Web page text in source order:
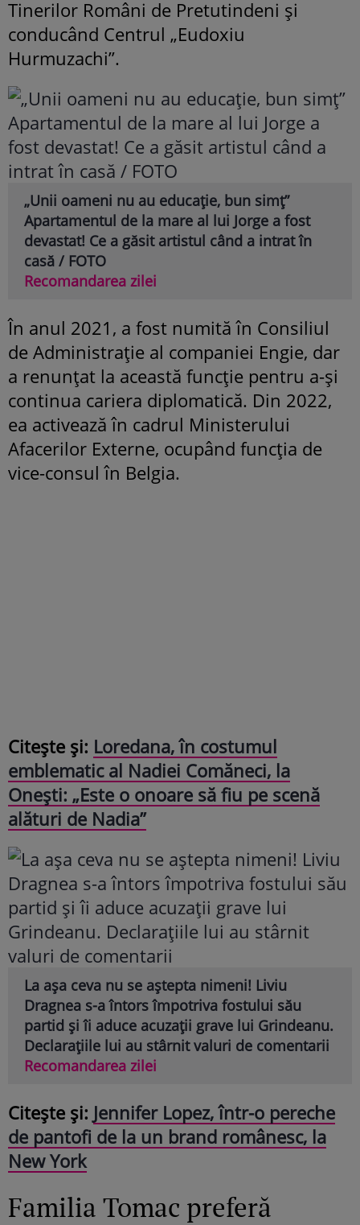
Tinerilor Români de Pretutindeni și
conducând Centrul „Eudoxiu
Hurmuzachi”.
„Unii oameni nu au educație, bun simț”
Apartamentul de la mare al lui Jorge a fost
devastat! Ce a găsit artistul când a intrat în
casă / FOTO
Recomandarea zilei
În anul 2021, a fost numită în Consiliul
de Administrație al companiei Engie, dar
a renunțat la această funcție pentru a-și
continua cariera diplomatică. Din 2022,
ea activează în cadrul Ministerului
Afacerilor Externe, ocupând funcția de
vice-consul în Belgia.
Citește și: Loredana, în costumul
emblematic al Nadiei Comăneci, la
Onești: „Este o onoare să fiu pe scenă
alături de Nadia”
La așa ceva nu se aștepta nimeni! Liviu
Dragnea s-a întors împotriva fostului său
partid și îi aduce acuzații grave lui Grindeanu.
Declarațiile lui au stârnit valuri de comentarii
Recomandarea zilei
Citește și: Jennifer Lopez, într-o pereche
de pantofi de la un brand românesc, la
New York
Familia Tomac preferă